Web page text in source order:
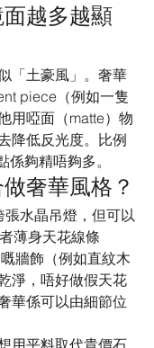
越多越顯
「土豪風」。奢華
piece（例如一隻
用啞面（matte）物
降低反光度。比例
夠精唔夠多。
奢華風格？
水晶吊燈，但可以
薄身天花線條
牆飾（例如直紋木
淨，唔好做假天花
華係可以由細節位
用平料取代貴價石